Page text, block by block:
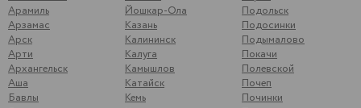
Арамиль
Арзамас
Арск
Арти
Архангельск
Аша
Бавлы
Йошкар-Ола
Казань
Калининск
Калуга
Камышлов
Катайск
Кемь
Подольск
Подосинки
Подымалово
Покачи
Полевской
Почеп
Починки